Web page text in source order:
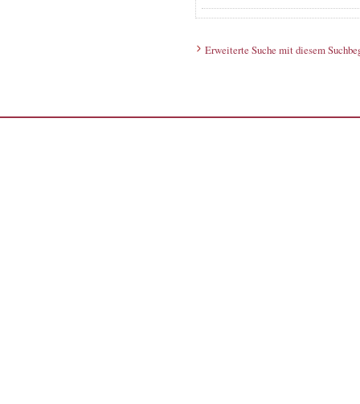
Erweiterte Suche mit diesem